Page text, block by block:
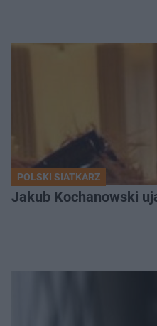
POLSKI SIATKARZ
Jakub Kochanowski